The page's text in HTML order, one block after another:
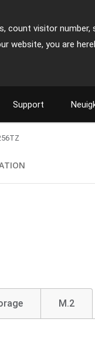
count visitor number,
website, you are
Support
M.2